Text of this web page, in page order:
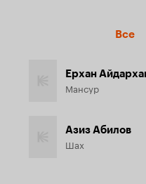
Все
Ерхан
Мансур
Азиз Абилов
Шах